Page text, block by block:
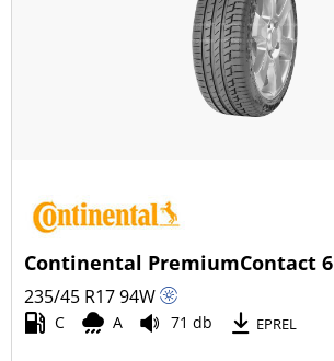
Continental PremiumContact 6
235/45 R1794W
C A 71 db EPREL